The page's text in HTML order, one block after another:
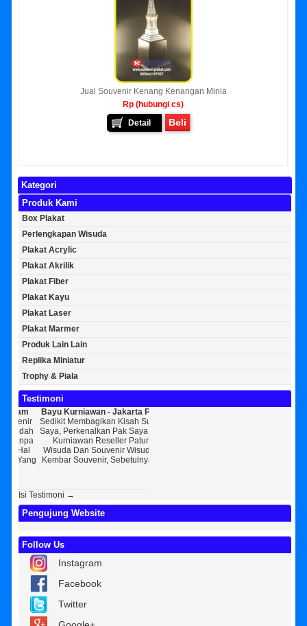
Jual Souvenir Kenang Kenangan Minia
Rp (hubungi cs)
Detail
Beli
Kategori
Produk Kami
Box Plakat
Perlengkapan Wisuda
Plakat Acrylic
Plakat Akrilik
Plakat Fiber
Plakat Kayu
Plakat Laser
Plakat Marmer
Produk Lain Lain
Replika Miniatur
Trophy & Piala
Testimoni
Bayu Kurniawan - Jakarta Pusat
Sedikit Membagikan Kisah Sukses
Saya, Perkenalkan Pak Saya Bayu
Kurniawan Reseller Patung
Wisuda Dan Souvenir Wisuda Di
Kembar Souvenir, Sebetulnya S...
Isi Testimoni →
Pengujung Website
Follow Us
Instagram
Facebook
Twitter